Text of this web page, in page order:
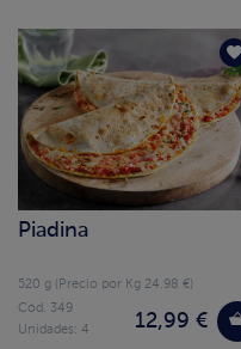
Piadina
520 g (Precio por Kg 24.98 €)
12,99 €
Cód. 349
Unidades: 4